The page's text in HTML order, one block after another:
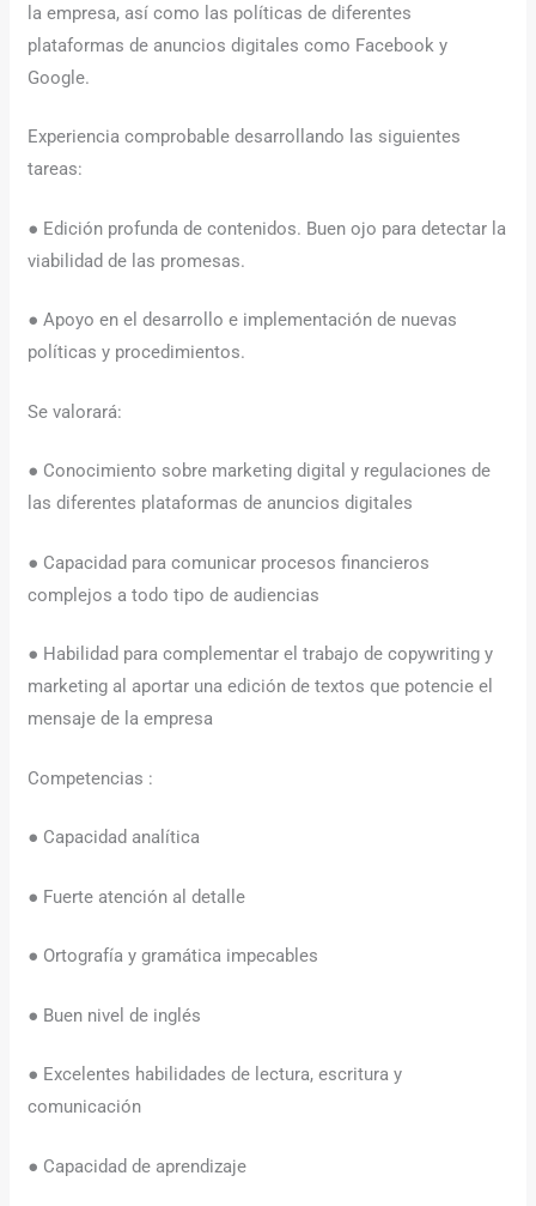
la empresa, así como las políticas de diferentes
plataformas de anuncios digitales como Facebook y
Google.
Experiencia comprobable desarrollando las siguientes
tareas:
● Edición profunda de contenidos. Buen ojo para detectar la
viabilidad de las promesas.
● Apoyo en el desarrollo e implementación de nuevas
políticas y procedimientos.
Se valorará:
● Conocimiento sobre marketing digital y regulaciones de
las diferentes plataformas de anuncios digitales
● Capacidad para comunicar procesos financieros
complejos a todo tipo de audiencias
● Habilidad para complementar el trabajo de copywriting y
marketing al aportar una edición de textos que potencie el
mensaje de la empresa
Competencias :
● Capacidad analítica
● Fuerte atención al detalle
● Ortografía y gramática impecables
● Buen nivel de inglés
● Excelentes habilidades de lectura, escritura y
comunicación
● Capacidad de aprendizaje